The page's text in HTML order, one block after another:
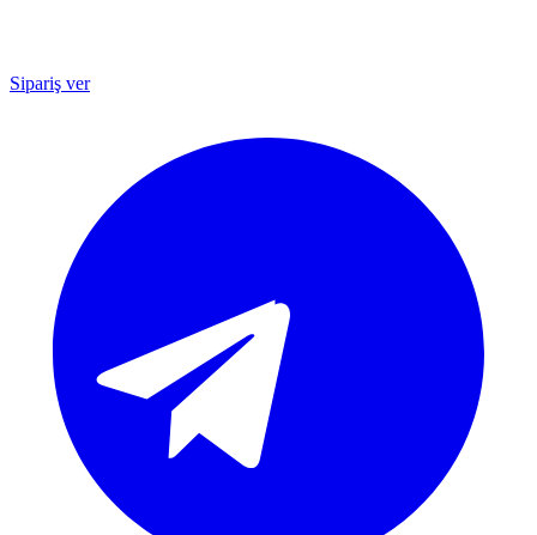
Sipariş ver